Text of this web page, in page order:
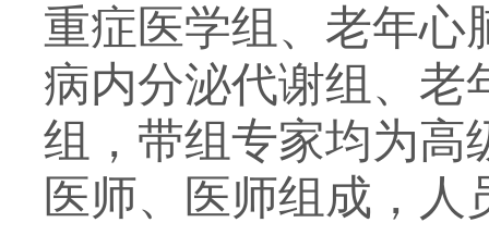
重症医学组、老年心
病内分泌代谢组、老
组，带组专家均为高
医师、医师组成，